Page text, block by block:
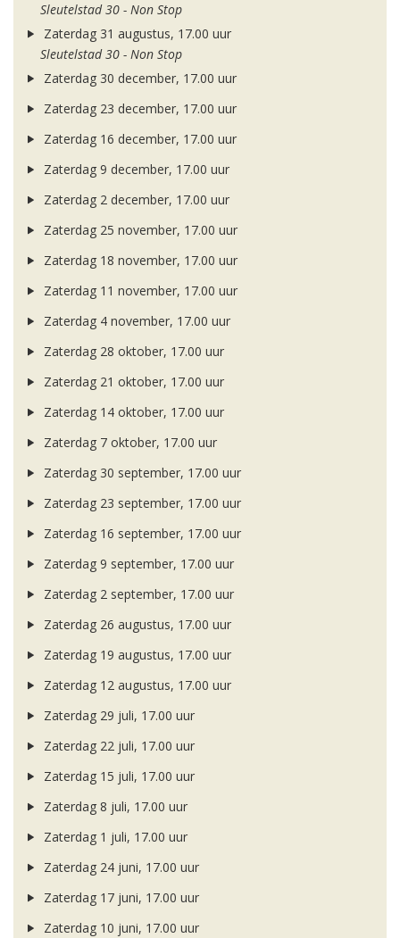
Sleutelstad 30 - Non Stop
Zaterdag 31 augustus, 17.00 uur
Sleutelstad 30 - Non Stop
Zaterdag 30 december, 17.00 uur
Zaterdag 23 december, 17.00 uur
Zaterdag 16 december, 17.00 uur
Zaterdag 9 december, 17.00 uur
Zaterdag 2 december, 17.00 uur
Zaterdag 25 november, 17.00 uur
Zaterdag 18 november, 17.00 uur
Zaterdag 11 november, 17.00 uur
Zaterdag 4 november, 17.00 uur
Zaterdag 28 oktober, 17.00 uur
Zaterdag 21 oktober, 17.00 uur
Zaterdag 14 oktober, 17.00 uur
Zaterdag 7 oktober, 17.00 uur
Zaterdag 30 september, 17.00 uur
Zaterdag 23 september, 17.00 uur
Zaterdag 16 september, 17.00 uur
Zaterdag 9 september, 17.00 uur
Zaterdag 2 september, 17.00 uur
Zaterdag 26 augustus, 17.00 uur
Zaterdag 19 augustus, 17.00 uur
Zaterdag 12 augustus, 17.00 uur
Zaterdag 29 juli, 17.00 uur
Zaterdag 22 juli, 17.00 uur
Zaterdag 15 juli, 17.00 uur
Zaterdag 8 juli, 17.00 uur
Zaterdag 1 juli, 17.00 uur
Zaterdag 24 juni, 17.00 uur
Zaterdag 17 juni, 17.00 uur
Zaterdag 10 juni, 17.00 uur